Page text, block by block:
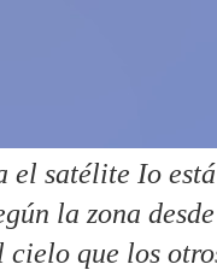
el satélite Io
la zona
cielo que los